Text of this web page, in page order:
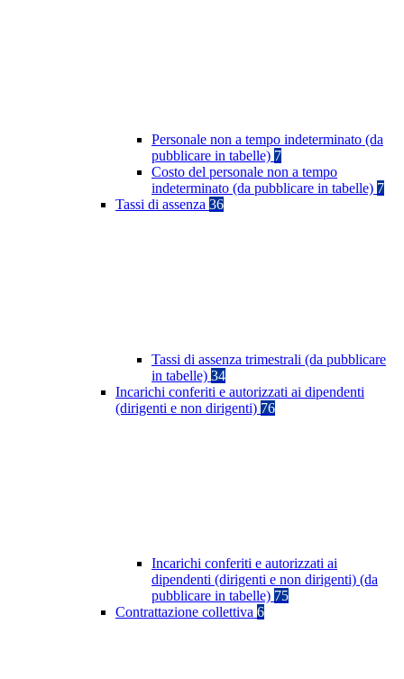
Personale non a tempo indeterminato (da
pubblicare in tabelle) 7
Costo del personale non a tempo
indeterminato (da pubblicare in tabelle) 7
Tassi di assenza 36
Tassi di assenza trimestrali (da pubblicare
in tabelle) 34
Incarichi conferiti e autorizzati ai dipendenti
(dirigenti e non dirigenti) 76
Incarichi conferiti e autorizzati ai
dipendenti (dirigenti e non dirigenti) (da
pubblicare in tabelle) 75
Contrattazione collettiva 6